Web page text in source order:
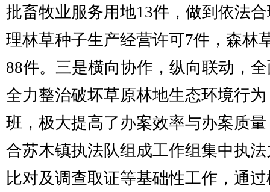
批畜牧业服务用地13件，做到依法
理林草种子生产经营许可7件，森林
88件。三是横向协作，纵向联动，
全力整治破坏草原林地生态环境行
班，极大提高了办案效率与办案质
合苏木镇执法队组成工作组集中执
比对及调查取证等基础性工作，通